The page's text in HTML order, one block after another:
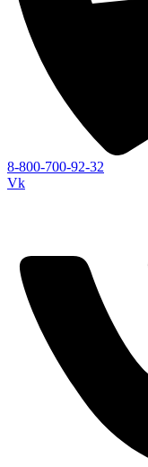
8-800-700-92-32
Vk